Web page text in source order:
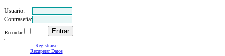
Usuario:
Contraseña:
Recordar
Registrarse
Recuperar Datos